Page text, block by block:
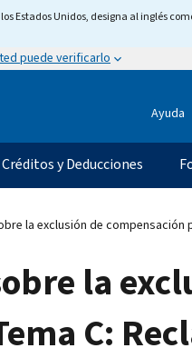
Estados Unidos, designa al inglés
puede verificarlo
Ayuda
Créditos y Deducciones
la exclusión de compensación
la
C: